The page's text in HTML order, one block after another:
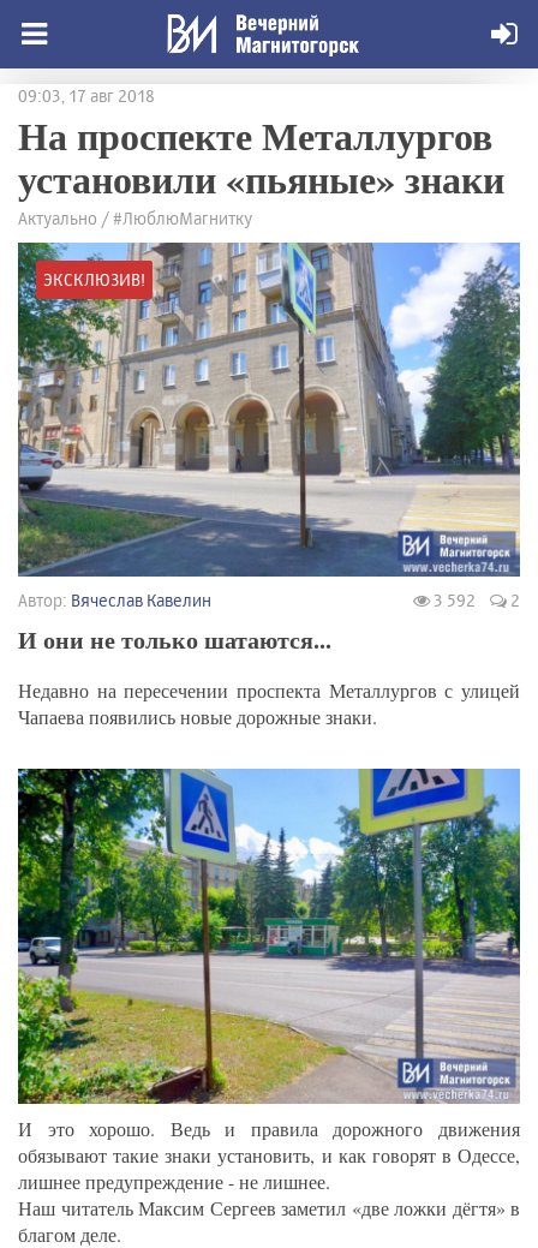
09:03, 17 авг 2018
На проспекте Металлургов
установили «пьяные» знаки
Актуально / #ЛюблюМагнитку
ЭКСКЛЮЗИВ!
Автор: Вячеслав Кавелин 3 592 2
И они не только шатаются...
Недавно на пересечении проспекта Металлургов с улицей
Чапаева появились новые дорожные знаки.
И это хорошо. Ведь и правила дорожного движения
обязывают такие знаки установить, и как говорят в Одессе,
лишнее предупреждение - не лишнее.
Наш читатель Максим Сергеев заметил «две ложки дёгтя» в
благом деле.